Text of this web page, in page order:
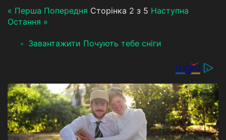
« Перша Попередня Сторінка 2 з 5 Наступна
Остання »
Завантажити Почують тебе сніги